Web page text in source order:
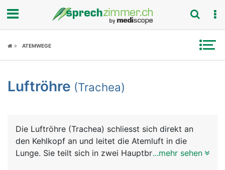
Fokus
Symptome
News
ATEMWEGE
Luftröhre (Trachea)
Die Luftröhre (Trachea) schliesst sich direkt an
den Kehlkopf an und leitet die Atemluft in die
Lunge. Sie teilt sich in zwei Hauptbronchien, die in
...mehr sehen